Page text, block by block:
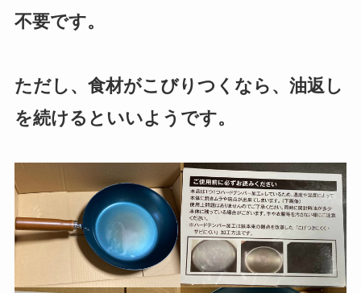
不要です。
ただし、食材がこびりつくなら、油返し
を続けるといいようです。